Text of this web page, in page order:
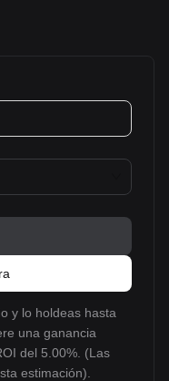
y lo holdeas hasta
una ganancia
del 5.00%. (Las
estimación).